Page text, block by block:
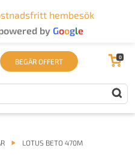
hembesök
by Google
BEGÄR OFFERT 0
LOTUS BETO 470M